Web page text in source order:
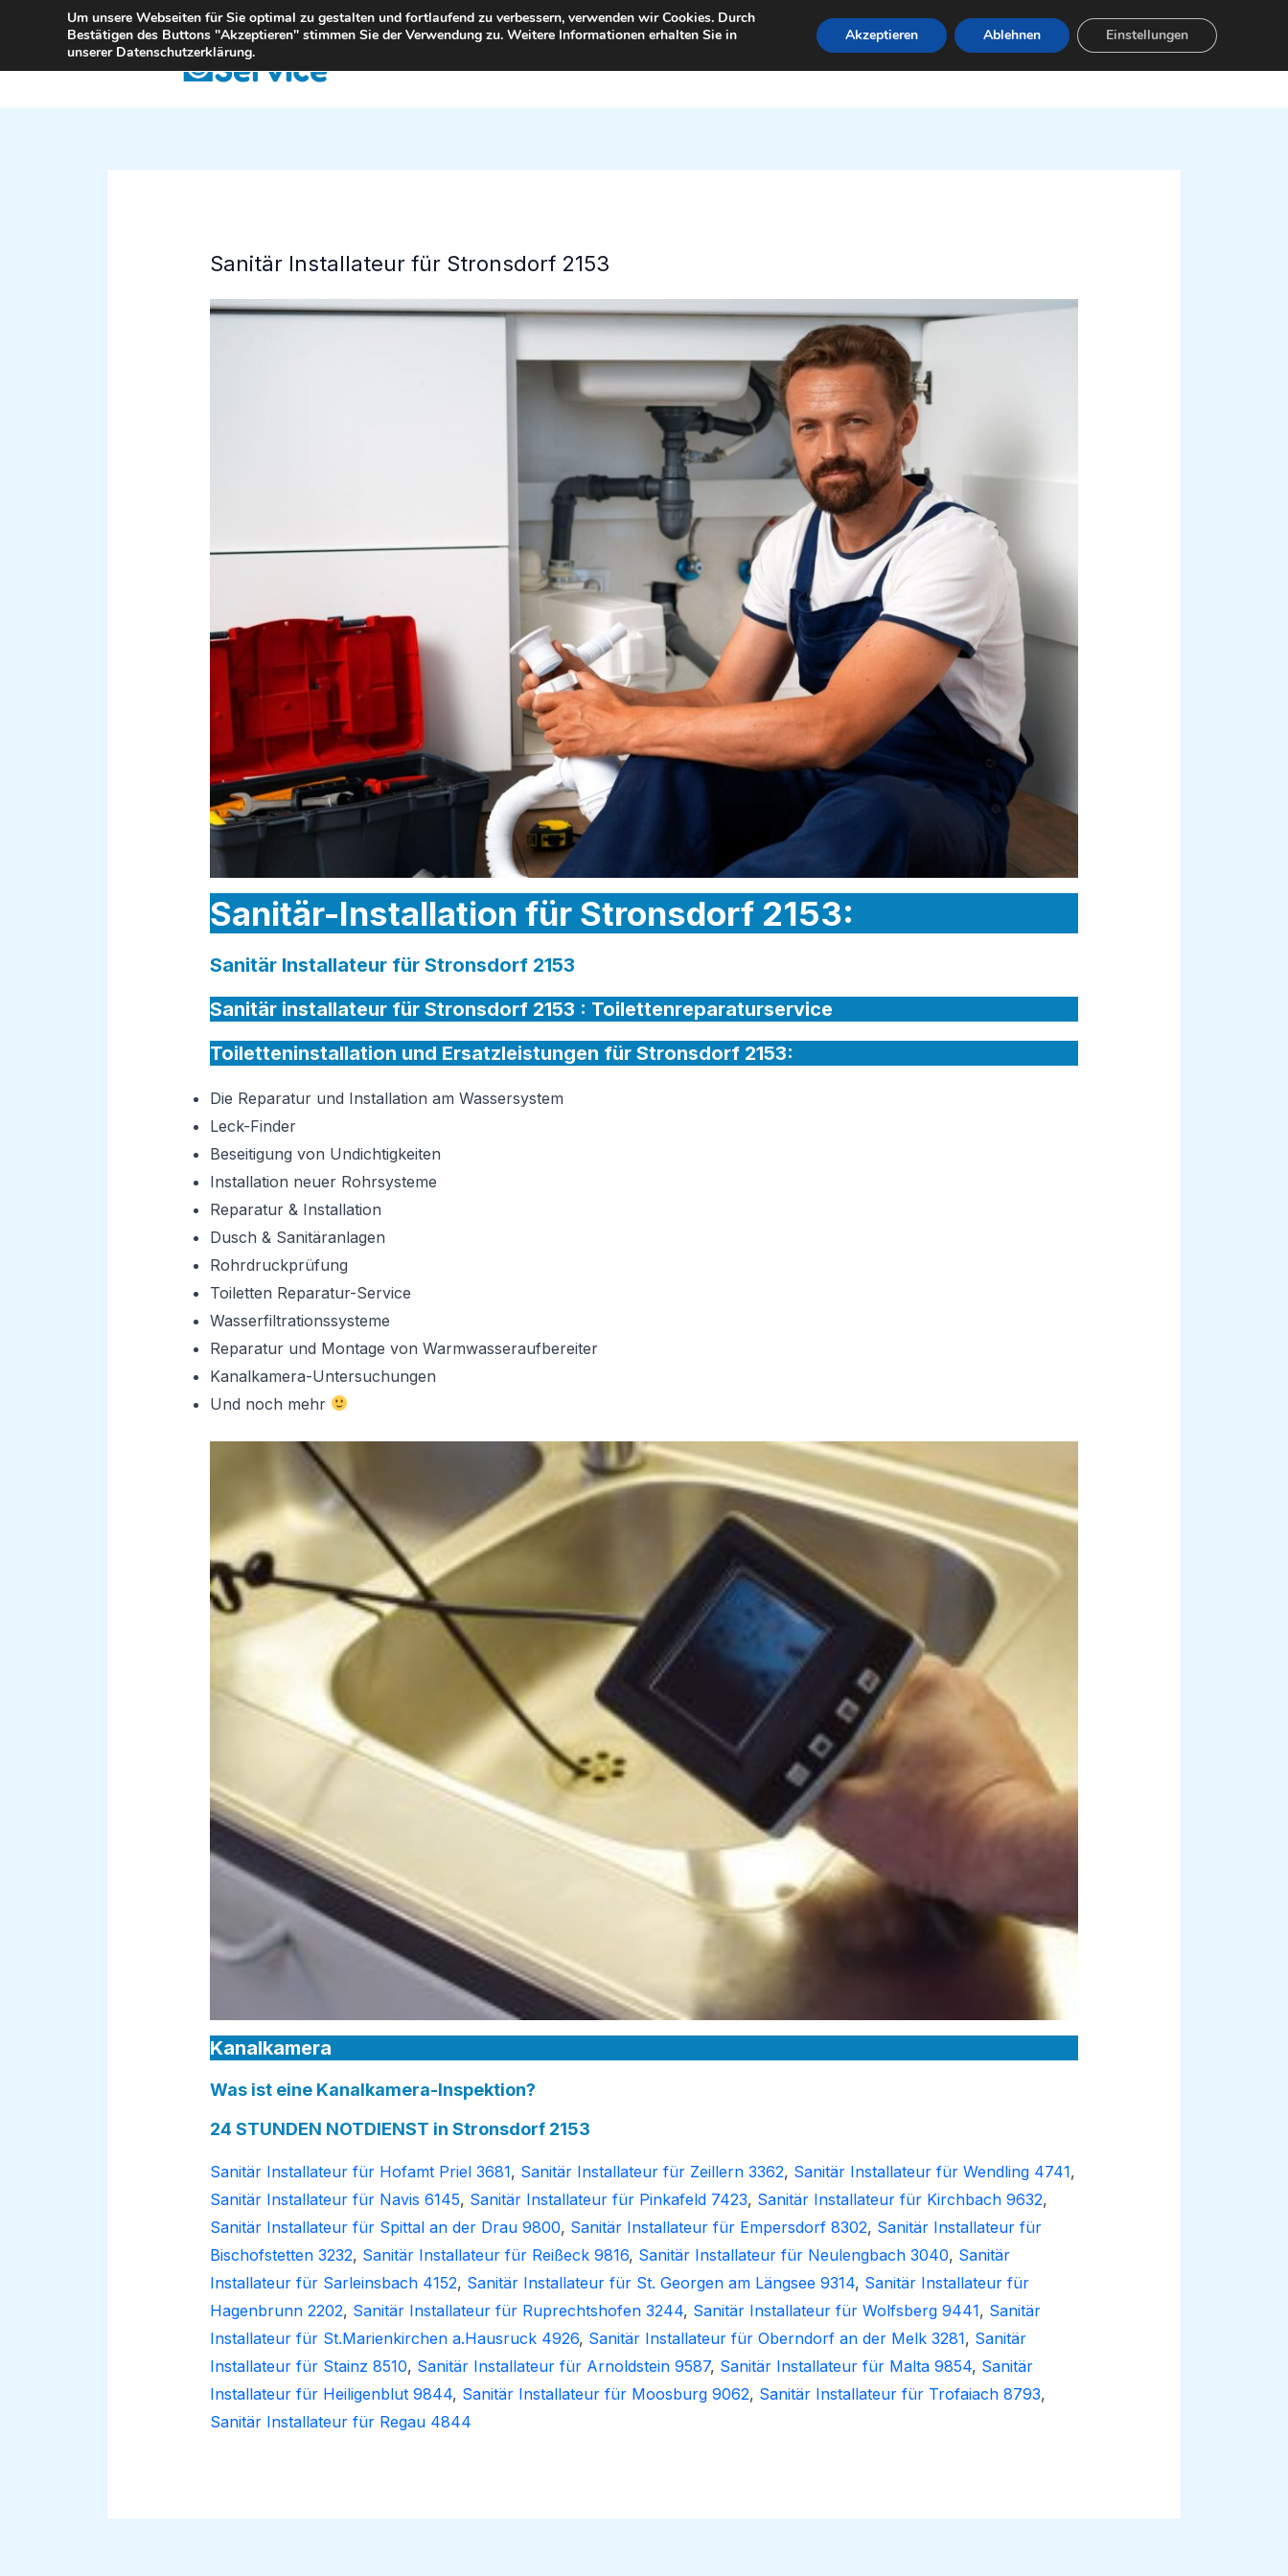
springen
StartSeite Leistungen Servicebereiche
Sanitär Installateur für Stronsdorf 2153
Sanitär-Installation für Stronsdorf 2153:
Sanitär Installateur für Stronsdorf 2153
Sanitär installateur für Stronsdorf 2153 : Toilettenreparaturservice
Toiletteninstallation und Ersatzleistungen für Stronsdorf 2153:
Die Reparatur und Installation am Wassersystem
Leck-Finder
Beseitigung von Undichtigkeiten
Installation neuer Rohrsysteme
Reparatur & Installation
Dusch & Sanitäranlagen
Rohrdruckprüfung
Toiletten Reparatur-Service
Wasserfiltrationssysteme
Reparatur und Montage von Warmwasseraufbereiter
Kanalkamera-Untersuchungen
Und noch mehr
Kanalkamera
Was ist eine Kanalkamera-Inspektion?
24 STUNDEN NOTDIENST in Stronsdorf 2153
Sanitär Installateur für Hofamt Priel 3681, Sanitär Installateur für Zeillern 3362, Sanitär Installateur für Wendling 4741,
Sanitär Installateur für Navis 6145, Sanitär Installateur für Pinkafeld 7423, Sanitär Installateur für Kirchbach 9632,
Sanitär Installateur für Spittal an der Drau 9800, Sanitär Installateur für Empersdorf 8302, Sanitär Installateur für
Bischofstetten 3232, Sanitär Installateur für Reißeck 9816, Sanitär Installateur für Neulengbach 3040, Sanitär
Installateur für Sarleinsbach 4152, Sanitär Installateur für St. Georgen am Längsee 9314, Sanitär Installateur für
Hagenbrunn 2202, Sanitär Installateur für Ruprechtshofen 3244, Sanitär Installateur für Wolfsberg 9441, Sanitär
Installateur für St.Marienkirchen a.Hausruck 4926, Sanitär Installateur für Oberndorf an der Melk 3281, Sanitär
Installateur für Stainz 8510, Sanitär Installateur für Arnoldstein 9587, Sanitär Installateur für Malta 9854, Sanitär
Installateur für Heiligenblut 9844, Sanitär Installateur für Moosburg 9062, Sanitär Installateur für Trofaiach 8793,
Sanitär Installateur für Regau 4844
Um unsere Webseiten für Sie optimal zu gestalten und fortlaufend zu verbessern, verwenden wir Cookies. Durch
Bestätigen des Buttons "Akzeptieren" stimmen Sie der Verwendung zu. Weitere Informationen erhalten Sie in
unserer Datenschutzerklärung.
Akzeptieren Ablehnen Einstellungen